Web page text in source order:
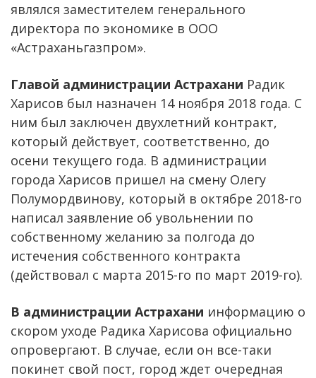
являлся заместителем генерального
директора по экономике в ООО
«Астраханьгазпром».
Главой администрации Астрахани Радик
Харисов был назначен 14 ноября 2018 года. С
ним был заключен двухлетний контракт,
который действует, соответственно, до
осени текущего года. В администрации
города Харисов пришел на смену Олегу
Полумордвинову, который в октябре 2018-го
написал заявление об увольнении по
собственному желанию за полгода до
истечения собственного контракта
(действовал с марта 2015-го по март 2019-го).
В администрации Астрахани информацию о
скором уходе Радика Харисова официально
опровергают. В случае, если он все-таки
покинет свой пост, город ждет очередная